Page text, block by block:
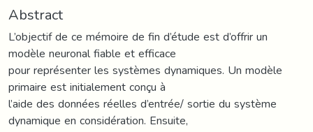
Abstract
L’objectif de ce mémoire de fin d’étude est d’offrir un
modèle neuronal fiable et efficace
pour représenter les systèmes dynamiques. Un modèle
primaire est initialement conçu à
l’aide des données réelles d’entrée/ sortie du système
dynamique en considération. Ensuite,